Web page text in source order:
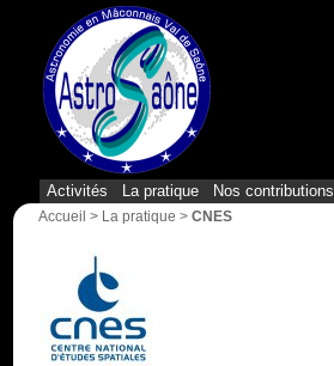
Activités La pratique Nos contributions
Accueil > La pratique > CNES